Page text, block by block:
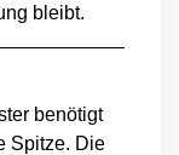
bleibt.
benötigt
Spitze. Die